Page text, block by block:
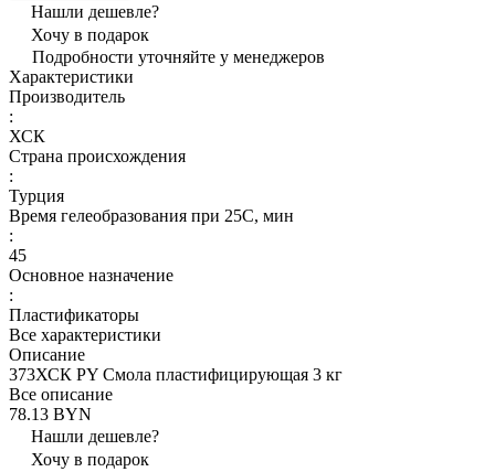
Нашли дешевле?
Хочу в подарок
Подробности уточняйте у менеджеров
Характеристики
Производитель
:
ХСК
Страна происхождения
:
Турция
Время гелеобразования при 25С, мин
:
45
Основное назначение
:
Пластификаторы
Все характеристики
Описание
373ХСК PY Смола пластифицирующая 3 кг
Все описание
78.13 BYN
Нашли дешевле?
Хочу в подарок